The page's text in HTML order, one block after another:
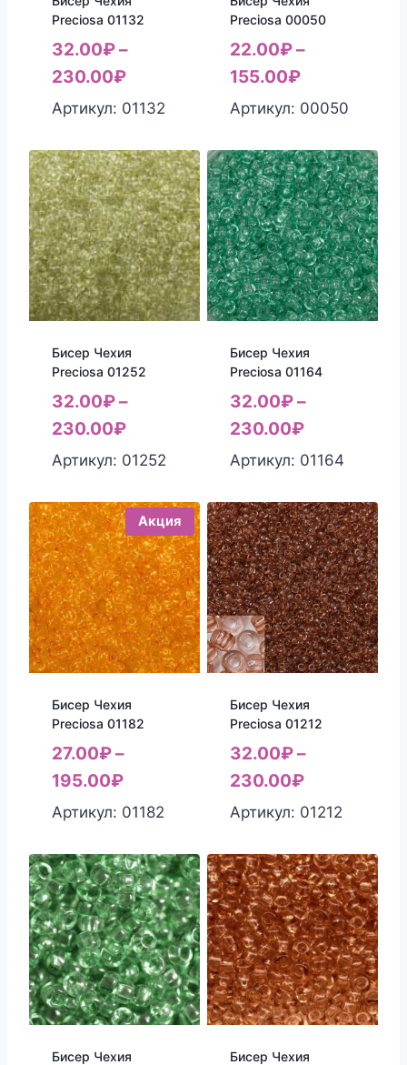
Preciosa 01132
32.00₽–
230.00₽
Артикул: 01132
Preciosa 00050
22.00₽–
155.00₽
Артикул: 00050
Бисер Чехия
Preciosa 01252
32.00₽–
230.00₽
Артикул: 01252
Бисер Чехия
Preciosa 01164
32.00₽–
230.00₽
Артикул: 01164
Акция
Бисер Чехия
Preciosa 01182
27.00₽–
195.00₽
Артикул: 01182
Бисер Чехия
Preciosa 01212
32.00₽–
230.00₽
Артикул: 01212
Бисер Чехия
Бисер Чехия